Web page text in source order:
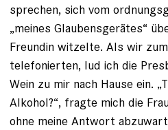
sprechen, sich vom
„meines Glaubensgerätes“
Freundin witzelte. Als wir
telefonierten, lud ich die
Wein zu mir nach Hause ein.
Alkohol?“, fragte mich die
ohne meine Antwort